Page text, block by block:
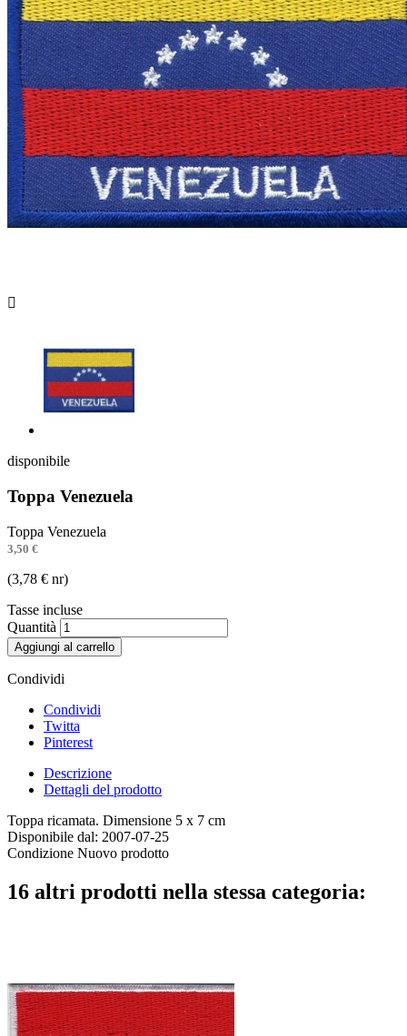

disponibile
Toppa Venezuela
Toppa Venezuela
3,50 €
(3,78 € nr)
Tasse incluse
Quantità
Aggiungi al carrello
Condividi
Condividi
Twitta
Pinterest
Descrizione
Dettagli del prodotto
Toppa ricamata. Dimensione 5 x 7 cm
Disponibile dal: 2007-07-25
Condizione Nuovo prodotto
16 altri prodotti nella stessa categoria: